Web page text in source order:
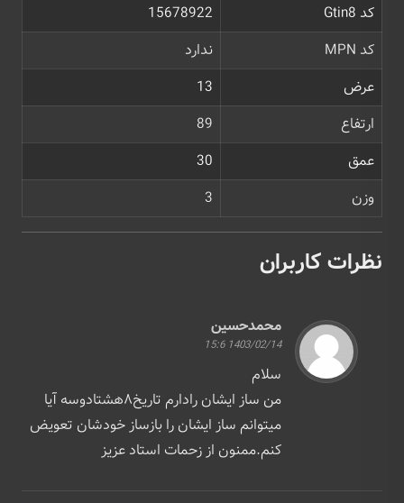
کد Gtin8
15678922
کد MPN
ندارد
عرض
13
ارتفاع
89
عمق
30
وزن
3
نظرات کاربران
محمدحسین
1403/02/14 15:6
سلام
من ساز ایشان رادارم تاریخ۸هشتادوسه آیا
میتوانم ساز ایشان را بازساز خودشان تعویض
کنم.ممنون از زحمات استاد عزیز